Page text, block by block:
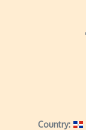
Country: